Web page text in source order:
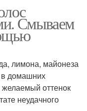
Смываем
лимона, майонеза
в домашних
оттенок
неудачного